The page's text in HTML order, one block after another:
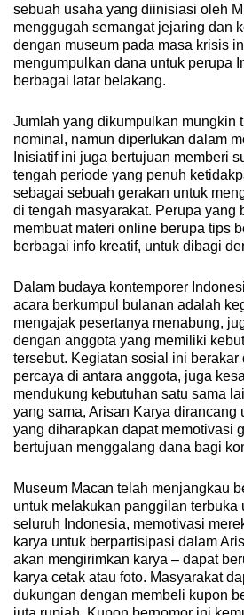
sebuah usaha yang diinisiasi oleh
menggugah semangat jejaring dan
dengan museum pada masa krisis
mengumpulkan dana untuk perupa
berbagai latar belakang.
Jumlah yang dikumpulkan mungkin
nominal, namun diperlukan dalam
Inisiatif ini juga bertujuan memberi
tengah periode yang penuh
sebagai sebuah gerakan untuk
di tengah masyarakat. Perupa yang
membuat materi online berupa tips
berbagai info kreatif, untuk dibagi
Dalam budaya kontemporer
acara berkumpul bulanan adalah
mengajak pesertanya menabung,
dengan anggota yang memiliki
tersebut. Kegiatan sosial ini berakar
percaya di antara anggota, juga
mendukung kebutuhan satu sama
yang sama, Arisan Karya dirancang
yang diharapkan dapat memotivasi
bertujuan menggalang dana bagi
Museum Macan telah menjangkau
untuk melakukan panggilan terbuka
seluruh Indonesia, memotivasi
karya untuk berpartisipasi dalam
akan mengirimkan karya – dapat
karya cetak atau foto. Masyarakat
dukungan dengan membeli kupon